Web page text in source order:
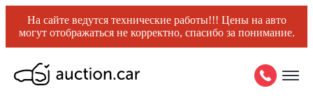
На сайте ведутся технические работы!!! Цены на авто
могут отображаться не корректно, спасибо за понимание.